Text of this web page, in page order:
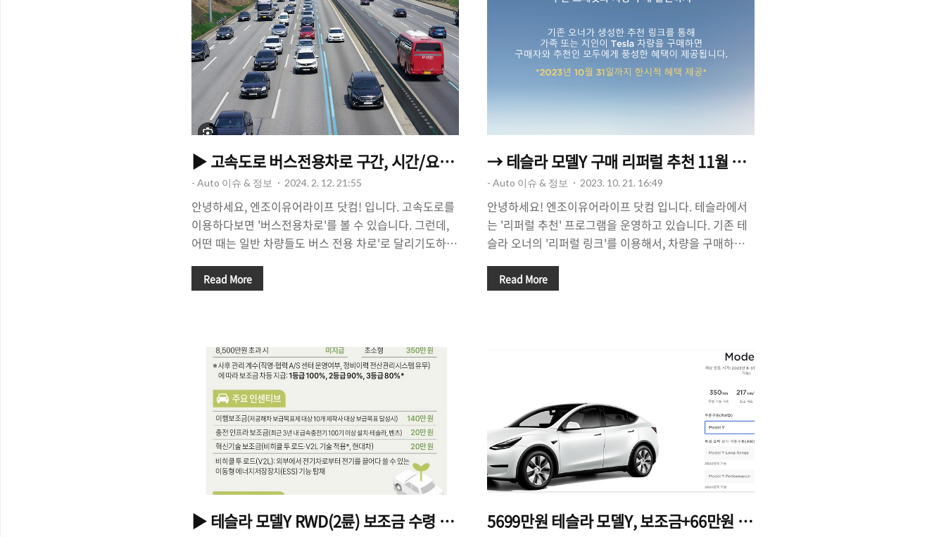
▶ 고속도로 버스전용차로 구간, 시간/요일, 범칙금 안내
- Auto 이슈 & 정보 2024. 2. 12. 21:55
안녕하세요, 엔조이유어라이프 닷컴! 입니다. 고속도로를
이용하다보면 '버스전용차로'를 볼 수 있습니다. 그런데,
어떤 때는 일반 차량들도 버스 전용 차로'로 달리기도하
다면, 버스전용차로가 적용되는 구간/시간이 어떻게 될까
일/공휴일 오산IC ~ 한남대교 남단 총 46.6km 운영 신탄
진IC ~ 한남대교 남단 총 141.0km 운영 ☞ 설날/추석 연
휴 - 운영 시간 : 07:00 ~ 01:00 (18시간) - 운영 구간 : 신
탄진IC ~ 한남대교 남단(총 14..
Read More
→ 테슬라 모델Y 구매 리퍼럴 추천 11월 부터 종료(모델S/X/3도 해당)// 보
- Auto 이슈 & 정보 2023. 10. 21. 16:49
안녕하세요! 엔조이유어라이프 닷컴 입니다. 테슬라에서
는 '리퍼럴 추천' 프로그램을 운영하고 있습니다. 기존 테
슬라 오너의 '리퍼럴 링크'를 이용해서, 차량을 구매하게
재 모델Y, 모델3, 모델S, 모델X를 구매할 때, 리퍼럴 코드
용 혜택이 10월 31일 예약자까지만 적용이되고, 11월부
터는 혜택이 종료된다고 합니다. 테슬라 전기차를 구매할
의사가 있는 분들은 10월 31일 이전에 모델Y/S/X 등을 예
약해 두는 것이 전기차 구매를 하는 데 있어서 좀 더 유리
할 수 있겠네요. 리..
Read More
▶ 테슬라 모델Y RWD(2륜) 보조금 수령 액수. 중국산 LFP라서 100%는 못 받습니다. → 지역별 전기차 보조금 액수 확인
5699만원 테슬라 모델Y, 보조금+66만원 추가 할인 받고 올해 안에 받으려